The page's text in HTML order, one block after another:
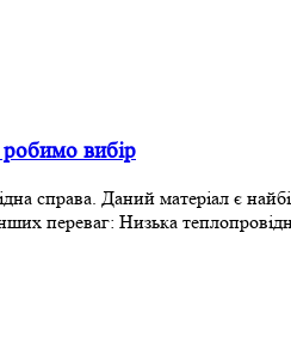
робимо вибір
справа. Даний матеріал є
переваг: Низька